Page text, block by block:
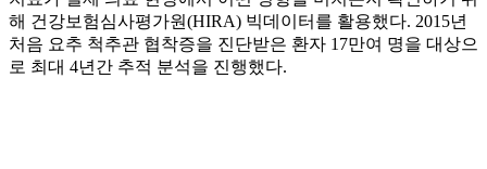
해 건강보험심사평가원(HIRA) 빅데이터를 활용했다. 2015년
처음 요추 척추관 협착증을 진단받은 환자 17만여 명을 대상으
로 최대 4년간 추적 분석을 진행했다.